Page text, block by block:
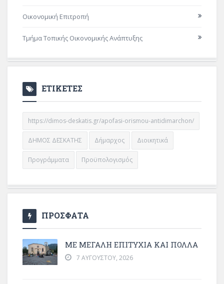
Οικονομική Επιτροπή
Τμήμα Τοπικής Οικονομικής Ανάπτυξης
ΕΤΙΚΕΤΕΣ
https://dimos-deskatis.gr/apofasi-orismou-antidimarchon/
ΔΗΜΟΣ ΔΕΣΚΑΤΗΣ Δήμαρχος Διοικητικά
Προγράμματα Προϋπολογισμός
ΠΡΟΣΦΑΤΑ
ΜΕ ΜΕΓΆΛΗ ΕΠΙΤΥΧΊΑ ΚΑΙ ΠΟΛΛΆ
7 ΑΥΓΟΎΣΤΟΥ, 2026